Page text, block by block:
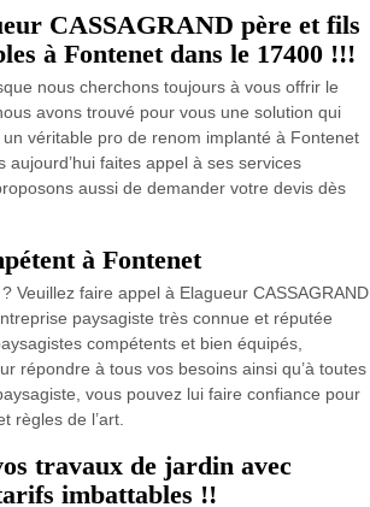
CASSAGRAND père et fils
à Fontenet dans le 17400 !!!
nous cherchons toujours à vous offrir le
avons trouvé pour vous une solution qui
véritable pro de renom implanté à Fontenet
faites appel à ses services
aussi de demander votre devis dès
à Fontenet
Veuillez faire appel à Elagueur CASSAGRAND
paysagiste très connue et réputée
compétents et bien équipés,
répondre à tous vos besoins ainsi qu’à toutes
vous pouvez lui faire confiance pour
règles de l’art.
travaux de jardin avec
imbattables !!